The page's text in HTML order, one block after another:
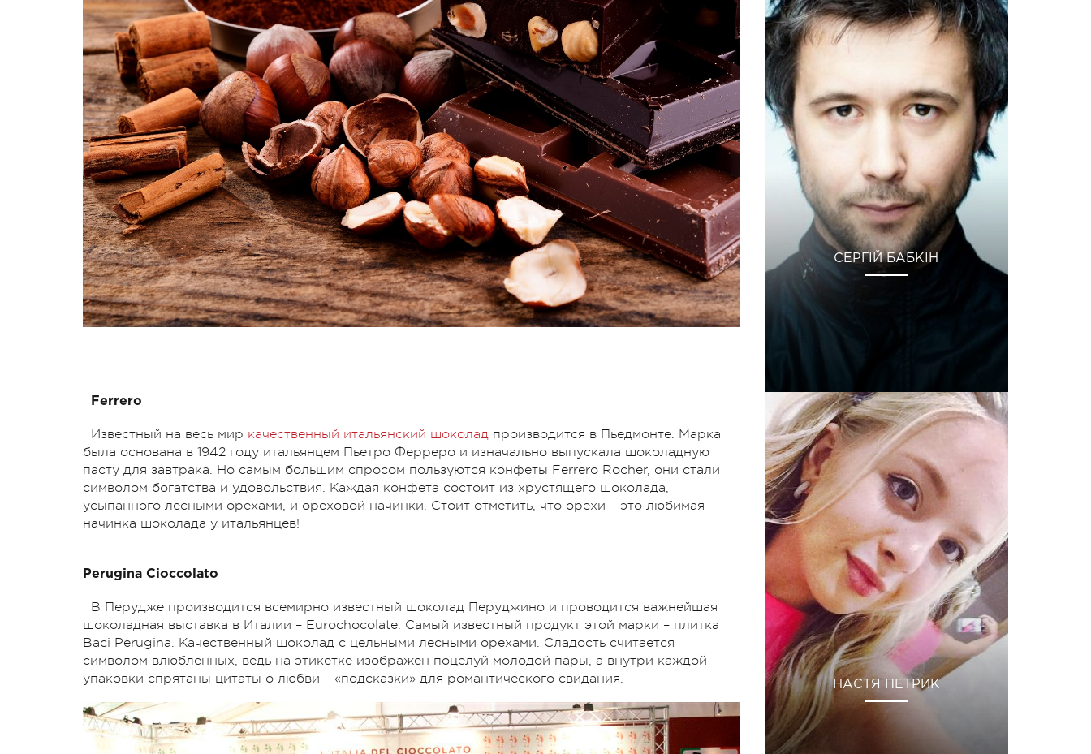
Ferrero
Известный на весь мир качественный итальянский шоколад производится в Пьедмонте. Марка
была основана в 1942 году итальянцем Пьетро Ферреро и изначально выпускала шоколадную
пасту для завтрака. Но самым большим спросом пользуются конфеты Ferrero Rocher, они стали
символом богатства и удовольствия. Каждая конфета состоит из хрустящего шоколада,
усыпанного лесными орехами, и ореховой начинки. Стоит отметить, что орехи – это любимая
начинка шоколада у итальянцев!
Perugina Cioccolato
В Перудже производится всемирно известный шоколад Перуджино и проводится важнейшая
шоколадная выставка в Италии – Eurochocolate. Самый известный продукт этой марки – плитка
Baci Perugina. Качественный шоколад с цельными лесными орехами. Сладость считается
символом влюбленных, ведь на этикетке изображен поцелуй молодой пары, а внутри каждой
упаковки спрятаны цитаты о любви – «подсказки» для романтического свидания.
СЕРГІЙ БАБКІН
НАСТЯ ПЕТРИК